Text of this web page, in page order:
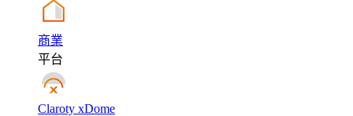
商業
平台
Claroty xDome